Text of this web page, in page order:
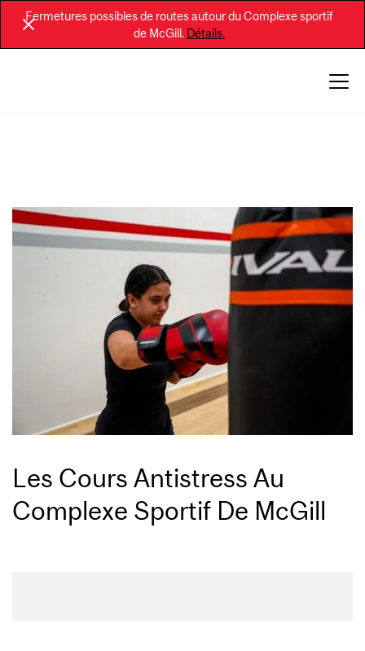
Fermetures possibles de routes autour du Complexe sportif
de McGill. Détails.
Les Cours Antistress Au
Complexe Sportif De McGill